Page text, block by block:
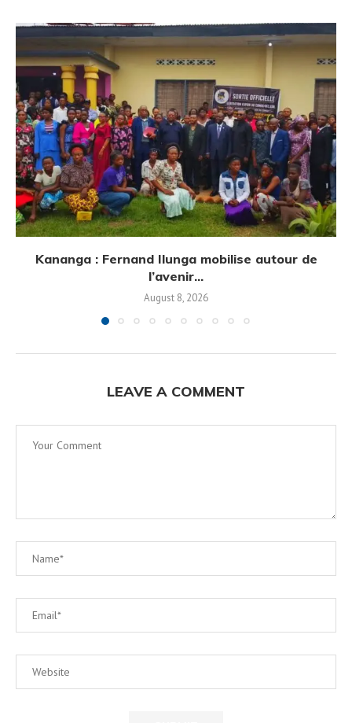
Kananga : Fernand Ilunga mobilise autour de
l’avenir...
August 8, 2026
LEAVE A COMMENT